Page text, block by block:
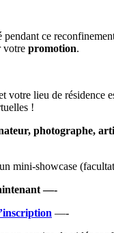
pendant ce
votre promotion.
votre lieu de résidence
!
photographe,
mini-showcase
—-
—-